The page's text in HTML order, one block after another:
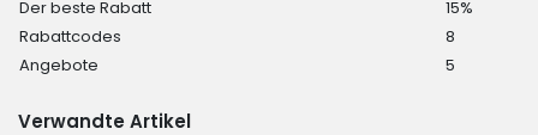
Der beste Rabatt
15%
Rabattcodes
8
Angebote
5
Verwandte Artikel